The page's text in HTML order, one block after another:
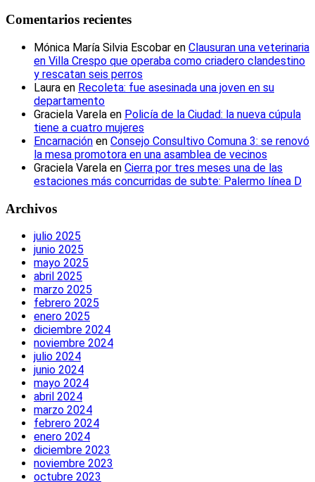
Comentarios recientes
Mónica María Silvia Escobar en Clausuran una veterinaria
en Villa Crespo que operaba como criadero clandestino
y rescatan seis perros
Laura en Recoleta: fue asesinada una joven en su
departamento
Graciela Varela en Policía de la Ciudad: la nueva cúpula
tiene a cuatro mujeres
Encarnación en Consejo Consultivo Comuna 3: se renovó
la mesa promotora en una asamblea de vecinos
Graciela Varela en Cierra por tres meses una de las
estaciones más concurridas de subte: Palermo línea D
Archivos
julio 2025
junio 2025
mayo 2025
abril 2025
marzo 2025
febrero 2025
enero 2025
diciembre 2024
noviembre 2024
julio 2024
junio 2024
mayo 2024
abril 2024
marzo 2024
febrero 2024
enero 2024
diciembre 2023
noviembre 2023
octubre 2023